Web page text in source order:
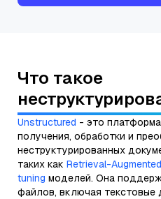
Что такое
Unstructured - это
получения, обработки и
неструктурированных
таких как Retrieval-
tuning моделей. Она
файлов, включая текстовые